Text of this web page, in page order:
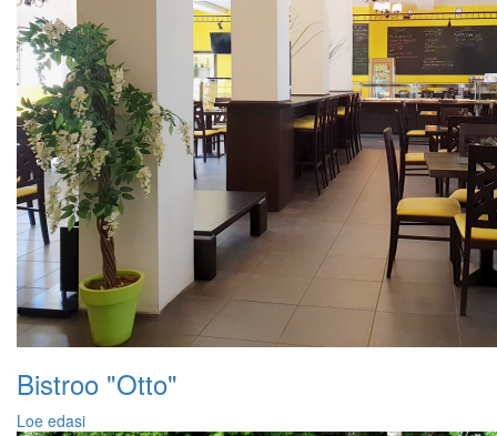
Bistroo "Otto"
Loe edasi